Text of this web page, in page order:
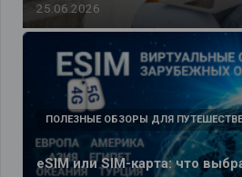
25.06.2026
eSIM или SIM-карта: что
ПОЛЕЗНЫЕ ОБЗОРЫ ДЛЯ